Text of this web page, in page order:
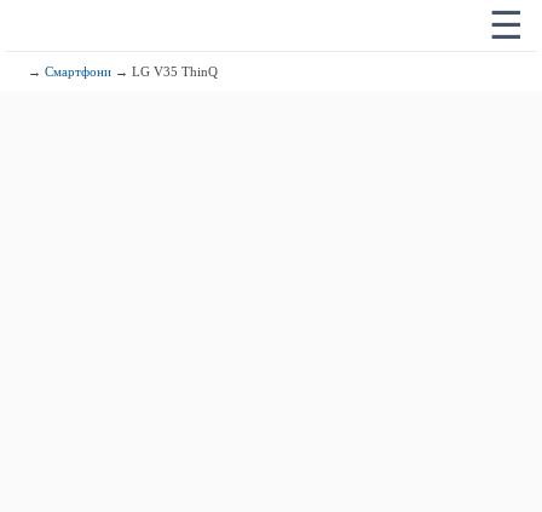
☰
→Смартфони → LG V35 ThinQ